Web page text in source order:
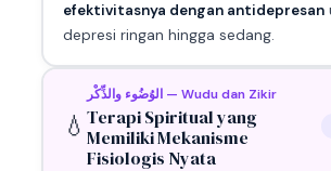
efektivitasnya dengan antidepresan
depresi ringan hingga sedang.
💧
الوُضُوء والذِّكْر — Wudu dan Zikir
Terapi Spiritual yang
Memiliki Mekanisme
Fisiologis Nyata